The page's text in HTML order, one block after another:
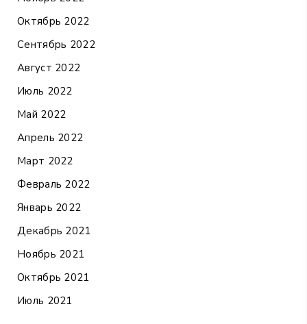
Октябрь 2022
Сентябрь 2022
Август 2022
Июль 2022
Май 2022
Апрель 2022
Март 2022
Февраль 2022
Январь 2022
Декабрь 2021
Ноябрь 2021
Октябрь 2021
Июль 2021